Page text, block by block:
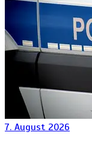
7. August 2026